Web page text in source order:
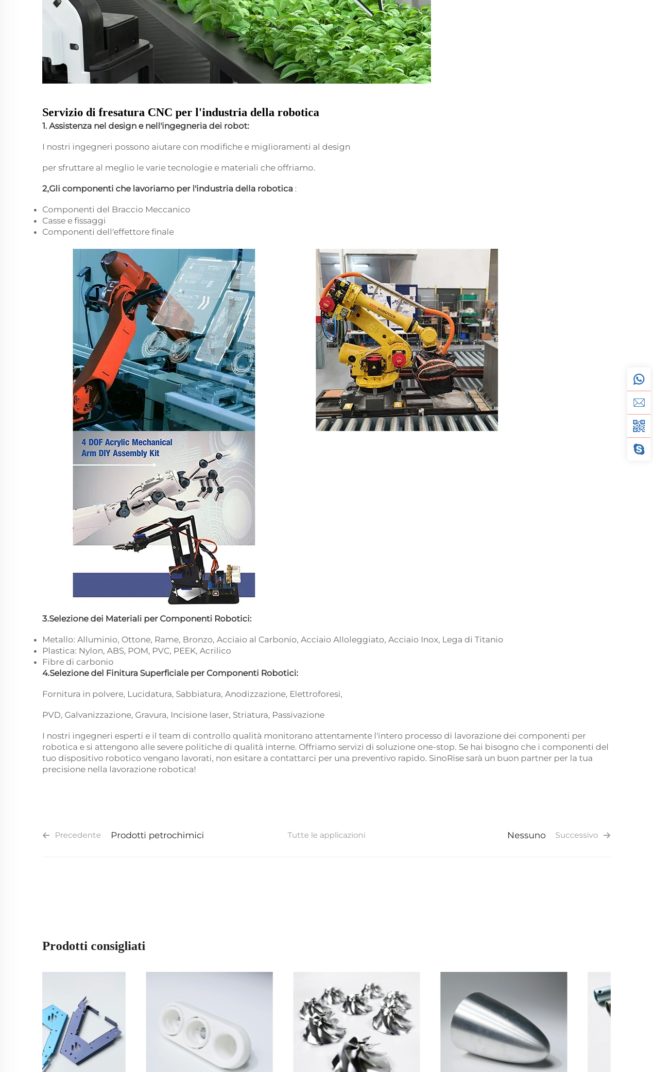
Servizio di fresatura CNC per l'industria della robotica
1. Assistenza nel design e nell'ingegneria dei robot:
I nostri ingegneri possono aiutare con modifiche e miglioramenti al design
per sfruttare al meglio le varie tecnologie e materiali che offriamo.
2,Gli componenti che lavoriamo per l'industria della robotica :
Componenti del Braccio Meccanico
Casse e fissaggi
Componenti dell'effettore finale
3.Selezione dei Materiali per Componenti Robotici:
Metallo: Alluminio, Ottone, Rame, Bronzo, Acciaio al Carbonio, Acciaio Alloleggiato, Acciaio Inox, Lega di Titanio
Plastica: Nylon, ABS, POM, PVC, PEEK, Acrilico
Fibre di carbonio
4.Selezione del Finitura Superficiale per Componenti Robotici:
Fornitura in polvere, Lucidatura, Sabbiatura, Anodizzazione, Elettroforesi,
PVD, Galvanizzazione, Gravura, Incisione laser, Striatura, Passivazione
I nostri ingegneri esperti e il team di controllo qualità monitorano attentamente l'intero processo di lavorazione dei componenti per
robotica e si attengono alle severe politiche di qualità interne. Offriamo servizi di soluzione one-stop. Se hai bisogno che i componenti del
tuo dispositivo robotico vengano lavorati, non esitare a contattarci per una preventivo rapido. SinoRise sarà un buon partner per la tua
precisione nella lavorazione robotica!
Precedente Prodotti petrochimici Tutte le applicazioni Successivo
Nessuno
Prodotti consigliati